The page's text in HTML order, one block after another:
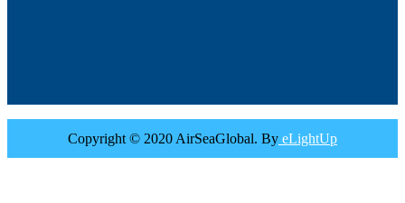
Copyright © 2020 AirSeaGlobal. By eLightUp